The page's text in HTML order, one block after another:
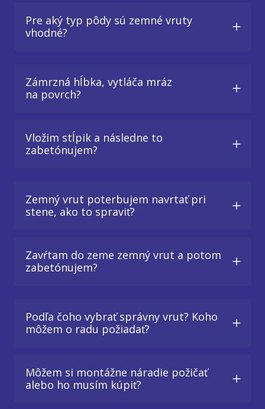
Pre aký typ pôdy sú zemné vruty
vhodné?
Zámrzná hĺbka, vytláča mráz
na povrch?
Vložim stĺpik a následne to
zabetónujem?
Zemný vrut poterbujem navrtať pri
stene, ako to spraviť?
Zavŕtam do zeme zemný vrut a potom
zabetónujem?
Podľa čoho vybrať správny vrut? Koho
môžem o radu požiadať?
Môžem si montážne náradie požičať
alebo ho musím kúpiť?